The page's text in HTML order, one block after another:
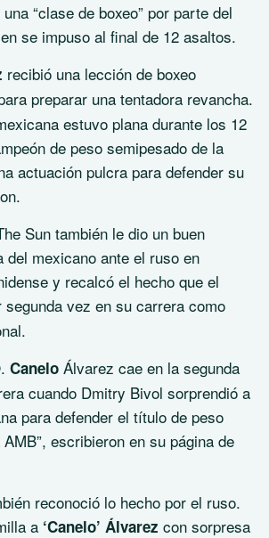
“clase de boxeo” por parte del
se impuso al final de 12 asaltos.
recibió una lección de boxeo
preparar una tentadora revancha.
estuvo plana durante los 12
de peso semipesado de la
actuación pulcra para defender su
Sun también le dio un buen
del mexicano ante el ruso en
y recalcó el hecho que el
segunda vez en su carrera como
Canelo Álvarez cae en la segunda
cuando Dmitry Bivol sorprendió a
para defender el título de peso
escribieron en su página de
reconoció lo hecho por el ruso.
a ‘Canelo’ Álvarez con sorpresa